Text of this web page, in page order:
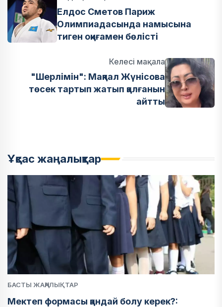
Елдос Сметов Париж
Олимпиадасында намысына
тиген оқиғамен бөлісті
Келесі мақала
"Шерлімін": Мақпал Жүнісова
төсек тартып жатып қалғанын
айтты
Ұқсас жаңалықтар
БАСТЫ ЖАҢАЛЫҚТАР
Мектеп формасы қандай болу керек?: